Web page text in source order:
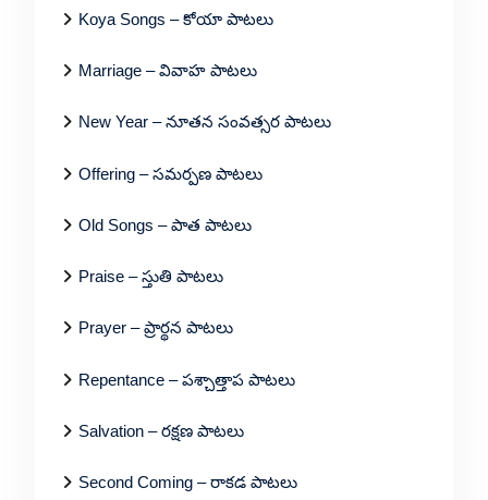
Koya Songs – కోయా పాటలు
Marriage – వివాహ పాటలు
New Year – నూతన సంవత్సర పాటలు
Offering – సమర్పణ పాటలు
Old Songs – పాత పాటలు
Praise – స్తుతి పాటలు
Prayer – ప్రార్థన పాటలు
Repentance – పశ్చాత్తాప పాటలు
Salvation – రక్షణ పాటలు
Second Coming – రాకడ పాటలు